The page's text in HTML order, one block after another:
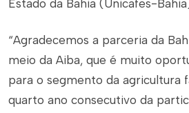
Estado da Bahia (Unicafes-
“Agradecemos a parceria da
meio da Aiba, que é muito
para o segmento da agricultura
quarto ano consecutivo da